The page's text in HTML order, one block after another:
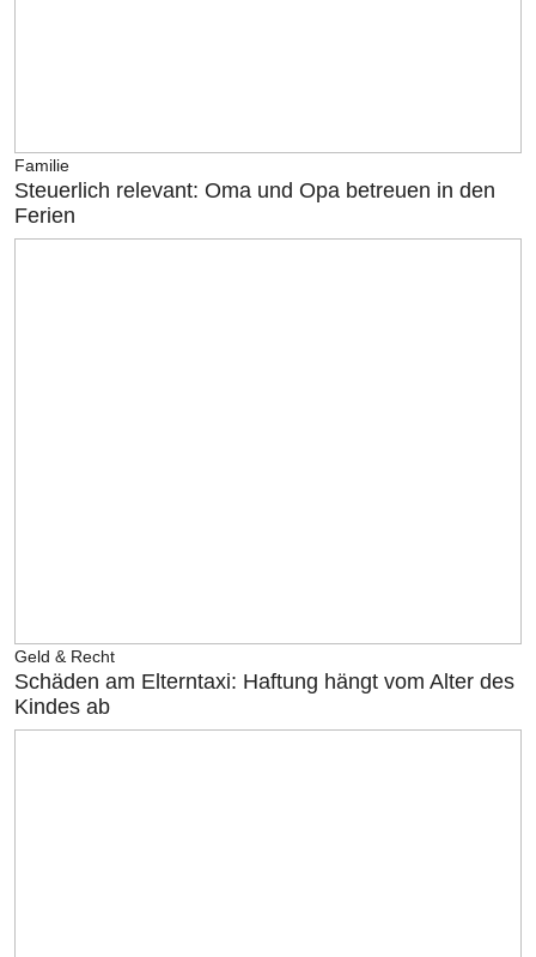
Familie
Steuerlich relevant: Oma und Opa betreuen in den
Ferien
Geld & Recht
Schäden am Elterntaxi: Haftung hängt vom Alter des
Kindes ab